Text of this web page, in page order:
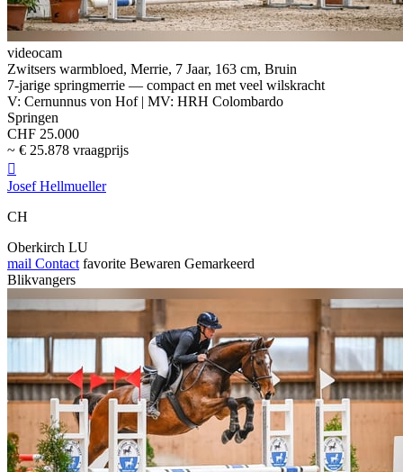
videocam
Zwitsers warmbloed, Merrie, 7 Jaar, 163 cm, Bruin
7-jarige springmerrie — compact en met veel wilskracht
V: Cernunnus von Hof | MV: HRH Colombardo
Springen
CHF 25.000
~ € 25.878 vraagprijs

Josef Hellmueller
CH
Oberkirch LU
mail Contact favorite Bewaren Gemarkeerd
Blikvangers